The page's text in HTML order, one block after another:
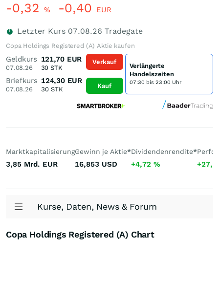
-0,32 % -0,40 EUR
Letzter Kurs 07.08.26 Tradegate
Copa Holdings Registered (A) Aktie kaufen
Geldkurs
07.08.26
121,70 EUR
30 STK
Briefkurs
07.08.26
124,30 EUR
30 STK
Verkauf
Kauf
Verlängerte
Handelszeiten
07:30 bis 23:00 Uhr
Marktkapitalisierung
3,85 Mrd. EUR
Gewinn je Aktie*
16,853 USD
Dividendenrendite*
+4,72 %
Kurse, Daten, News & Forum
Copa Holdings Registered (A) Chart